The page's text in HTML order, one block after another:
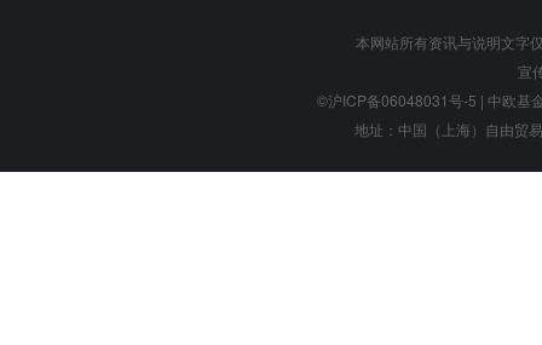
本网站所有资讯与说明文字
宣
©沪ICP备06048031号-5 | 中欧基
地址：中国（上海）自由贸